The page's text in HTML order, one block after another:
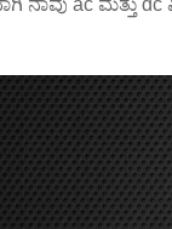
ac ಮತ್ತು dc